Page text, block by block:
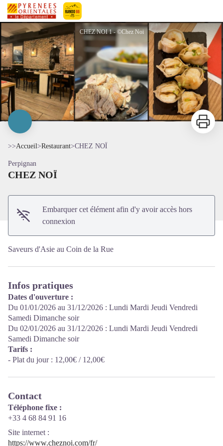
Pyrénées-Orientales Le Département
CHEZ NOÏ
CHEZ NOI 1 - ©Chez Noi
Imprimer
>>Accueil>Restaurant>CHEZ NOÏ
Perpignan
CHEZ NOÏ
Embarquer cet élément afin d'y avoir accès hors
connexion
Saveurs d'Asie au Coin de la Rue
Infos pratiques
Dates d'ouverture :
Du 01/01/2026 au 31/12/2026 : Lundi Mardi Jeudi Vendredi
Samedi Dimanche soir
Du 02/01/2026 au 31/12/2026 : Lundi Mardi Jeudi Vendredi
Samedi Dimanche soir
Tarifs :
- Plat du jour : 12,00€ / 12,00€
Contact
Téléphone fixe :
+33 4 68 84 91 16
Site internet :
https://www.cheznoi.com/fr/